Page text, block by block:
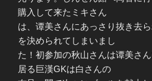
購入して来たミキさん
は、谭美さんにあっさり抜き去
を決められてしまいまし
た！初参加の秋山さんは谭美さ
居る巨漢GKは白さんの